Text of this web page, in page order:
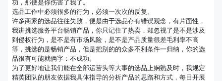
选品工作中必须很多的行为，必须一次次的反复。
许多商家的选品往往失败，便是由于选品存有错误观念，有片面性，
我讲挑选服务平台畅销产品，你只记住了热卖，却忽视了是不是涉及
到侵权行为，是不是有市场风险，是不是产品质量很差毛利率不高
等，挑选的是畅销产品，但是把别的的众多不利条件一归纳，你的选
品很有可能就俩字：不成功。
为了更好地让我们能在全部运营头等大事的选品上娴熟及时，我规定
精英团队的朋友依据我具体指导的分析产品的思路和方式，每日开展